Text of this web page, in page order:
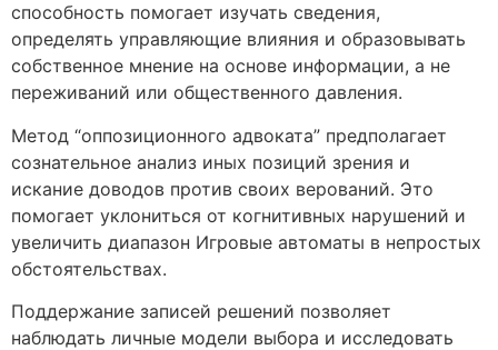
способность помогает изучать сведения,
определять управляющие влияния и образовывать
собственное мнение на основе информации, а не
переживаний или общественного давления.
Метод “оппозиционного адвоката” предполагает
сознательное анализ иных позиций зрения и
искание доводов против своих верований. Это
помогает уклониться от когнитивных нарушений и
увеличить диапазон Игровые автоматы в непростых
обстоятельствах.
Поддержание записей решений позволяет
наблюдать личные модели выбора и исследовать